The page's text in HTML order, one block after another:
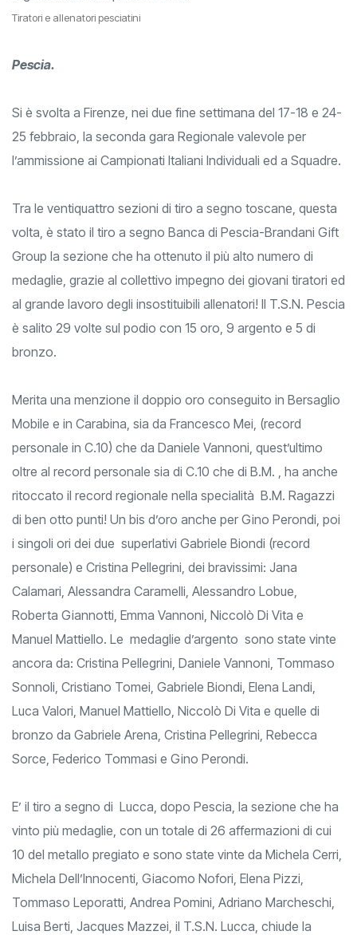
Tiratori e allenatori pesciatini
Pescia.
Si è svolta a Firenze, nei due fine settimana del 17-18 e 24-
25 febbraio, la seconda gara Regionale valevole per
l’ammissione ai Campionati Italiani Individuali ed a Squadre.
Tra le ventiquattro sezioni di tiro a segno toscane, questa
volta, è stato il tiro a segno Banca di Pescia-Brandani Gift
Group la sezione che ha ottenuto il più alto numero di
medaglie, grazie al collettivo impegno dei giovani tiratori ed
al grande lavoro degli insostituibili allenatori! Il T.S.N. Pescia
è salito 29 volte sul podio con 15 oro, 9 argento e 5 di
bronzo.
Merita una menzione il doppio oro conseguito in Bersaglio
Mobile e in Carabina, sia da Francesco Mei, (record
personale in C.10) che da Daniele Vannoni, quest’ultimo
oltre al record personale sia di C.10 che di B.M. , ha anche
ritoccato il record regionale nella specialità B.M. Ragazzi
di ben otto punti! Un bis d’oro anche per Gino Perondi, poi
i singoli ori dei due superlativi Gabriele Biondi (record
personale) e Cristina Pellegrini, dei bravissimi: Jana
Calamari, Alessandra Caramelli, Alessandro Lobue,
Roberta Giannotti, Emma Vannoni, Niccolò Di Vita e
Manuel Mattiello. Le medaglie d’argento sono state vinte
ancora da: Cristina Pellegrini, Daniele Vannoni, Tommaso
Sonnoli, Cristiano Tomei, Gabriele Biondi, Elena Landi,
Luca Valori, Manuel Mattiello, Niccolò Di Vita e quelle di
bronzo da Gabriele Arena, Cristina Pellegrini, Rebecca
Sorce, Federico Tommasi e Gino Perondi.
E’ il tiro a segno di Lucca, dopo Pescia, la sezione che ha
vinto più medaglie, con un totale di 26 affermazioni di cui
10 del metallo pregiato e sono state vinte da Michela Cerri,
Michela Dell’Innocenti, Giacomo Nofori, Elena Pizzi,
Tommaso Leporatti, Andrea Pomini, Adriano Marcheschi,
Luisa Berti, Jacques Mazzei, il T.S.N. Lucca, chiude la